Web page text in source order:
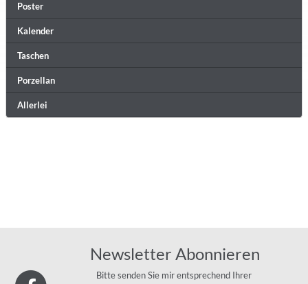
Poster
Kalender
Taschen
Porzellan
Allerlei
Newsletter Abonnieren
Bitte senden Sie mir entsprechend Ihrer